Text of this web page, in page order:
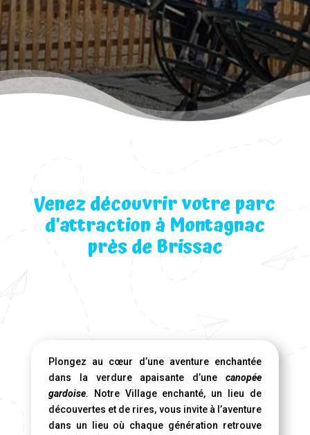
Venez découvrir votre parc
d’attraction à Montagnac
près de Brissac
Plongez au cœur d’une aventure enchantée
dans la verdure apaisante d’unecanopée
gardoise. Notre Village enchanté, un lieu de
découvertes et de rires, vous invite à l’aventure
dans un lieu où chaque génération retrouve